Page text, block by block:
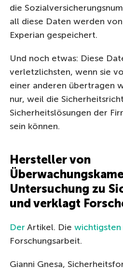
die
all diese Daten werden
Experian gespeichert.
Und noch etwas: Diese
verletzlichsten, wenn sie
einer anderen übertragen
nur, weil die
Sicherheitslösungen der
sein können.
Hersteller von
Untersuchung zu
und verklagt
Der Artikel. Die wichtigsten
Forschungsarbeit.
Gianni Gnesa,